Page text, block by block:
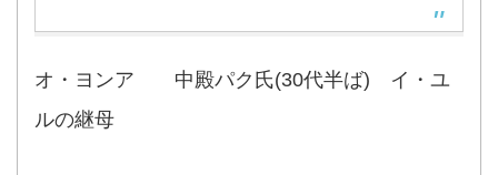
オ・ヨンア 中殿パク氏(30代半ば) イ・ユ
ルの継母